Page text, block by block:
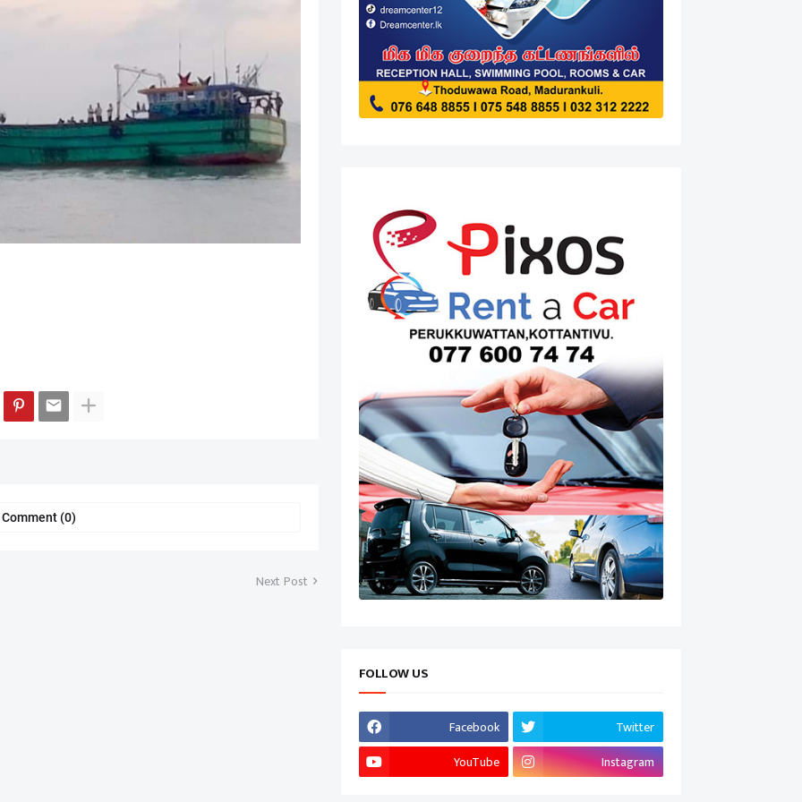
(0)
Next Post
FOLLOW US
Facebook
Twitter
YouTube
Instagram